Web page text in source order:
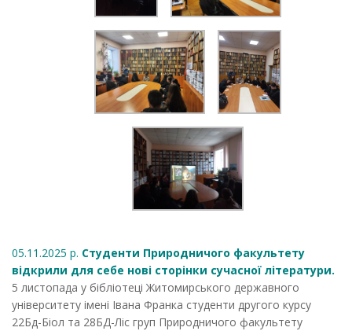
05.11.2025 р. Студенти Природничого факультету
відкрили для себе нові сторінки сучасної літератури.
5 листопада у бібліотеці Житомирського державного
університету імені Івана Франка студенти другого курсу
22Бд-Біол та 28БД-Ліс груп Природничого факультету